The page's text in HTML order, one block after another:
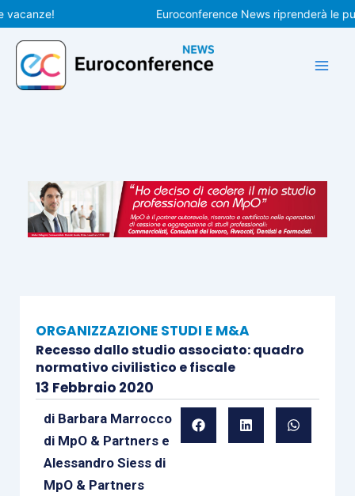
Vai
al
contenuto
Euroconference News riprenderà le
ORGANIZZAZIONE STUDI E M&A
Recesso dallo studio associato: quadro
normativo civilistico e fiscale
13 Febbraio 2020
di Barbara Marrocco
di MpO & Partnerse
Alessandro Siess di
MpO & Partners